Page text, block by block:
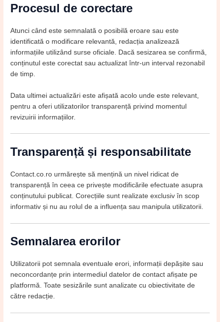
Procesul de corectare
Atunci când este semnalată o posibilă eroare sau este
identificată o modificare relevantă, redacția analizează
informațiile utilizând surse oficiale. Dacă sesizarea se confirmă,
conținutul este corectat sau actualizat într-un interval rezonabil
de timp.
Data ultimei actualizări este afișată acolo unde este relevant,
pentru a oferi utilizatorilor transparență privind momentul
revizuirii informațiilor.
Transparență și responsabilitate
Contact.co.ro urmărește să mențină un nivel ridicat de
transparență în ceea ce privește modificările efectuate asupra
conținutului publicat. Corecțiile sunt realizate exclusiv în scop
informativ și nu au rolul de a influența sau manipula utilizatorii.
Semnalarea erorilor
Utilizatorii pot semnala eventuale erori, informații depășite sau
neconcordanțe prin intermediul datelor de contact afișate pe
platformă. Toate sesizările sunt analizate cu obiectivitate de
către redacție.